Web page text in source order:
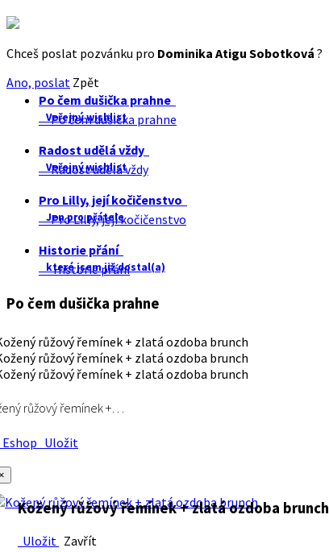
Chceš poslat pozvánku pro Dominika Atigu Sobotková ?
Ano, poslat Zpět
Po čem dušička prahne
Veřejný wishlist
Po čem dušička prahne
Radost udělá vždy
Veřejný wishlist
Radost udělá vždy
Pro Lilly, její kočičenstvo
Jen pro přátele
Pro Lilly, její kočičenstvo
Historie přání
které jsem již dostal(a)
Historie přání
Po čem dušička prahne
růžový řemínek +…
Uložit
Kožený růžový řemínek + zlatá ozdoba brunch
Uložit Zavřít